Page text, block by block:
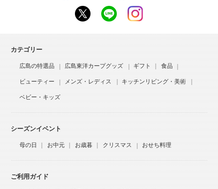
カテゴリー
広島の特選品 広島東洋カープグッズ ギフト 食品
ビューティー メンズ・レディス キッチンリビング・美術
ベビー・キッズ
シーズンイベント
母の日 お中元 お歳暮 クリスマス おせち料理
ご利用ガイド